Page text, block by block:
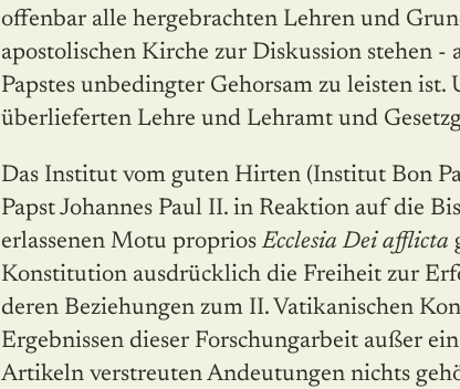
offenbar alle her­gebrachten Lehren und
apostolischen Kirche zur Diskussion stehen -
Papstes unbedingter Gehor­sam zu leisten
überlieferten Lehre und Lehramt und
Das Institut vom guten Hirten (Institut Bon
Papst Johannes Paul II. in Reaktion auf die
erlassenen Motu propriosEcclesia Dei afflicta
Konstitution ausdrücklich die Freiheit zur
deren Beziehungen zum II. Vatikanischen
Ergebnissen dieser Forschungarbeit außer
Artikeln verstreuten Andeutungen nichts